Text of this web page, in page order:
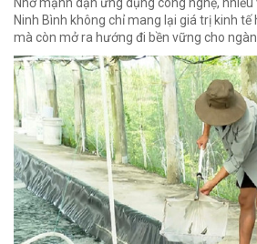
Nhờ mạnh dạn ứng dụng công nghệ,
Ninh Bình không chỉ mang lại giá trị kinh
mà còn mở ra hướng đi bền vững cho